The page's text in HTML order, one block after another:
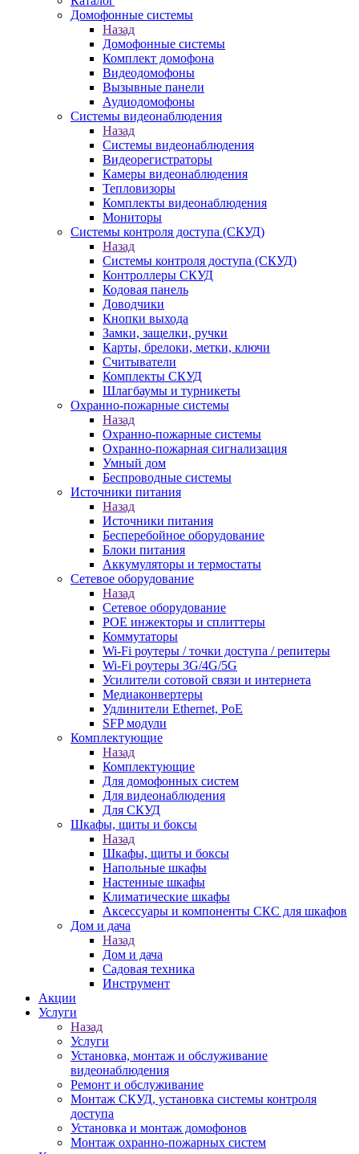
Домофонные системы
Назад
Домофонные системы
Комплект домофона
Видеодомофоны
Вызывные панели
Аудиодомофоны
Системы видеонаблюдения
Назад
Системы видеонаблюдения
Видеорегистраторы
Камеры видеонаблюдения
Тепловизоры
Комплекты видеонаблюдения
Мониторы
Системы контроля доступа (СКУД)
Назад
Системы контроля доступа (СКУД)
Контроллеры СКУД
Кодовая панель
Доводчики
Кнопки выхода
Замки, защелки, ручки
Карты, брелоки, метки, ключи
Считыватели
Комплекты СКУД
Шлагбаумы и турникеты
Охранно-пожарные системы
Назад
Охранно-пожарные системы
Охранно-пожарная сигнализация
Умный дом
Беспроводные системы
Источники питания
Назад
Источники питания
Бесперебойное оборудование
Блоки питания
Аккумуляторы и термостаты
Сетевое оборудование
Назад
Сетевое оборудование
POE инжекторы и сплиттеры
Коммутаторы
Wi-Fi роутеры / точки доступа / репитеры
Wi-Fi роутеры 3G/4G/5G
Усилители сотовой связи и интернета
Медиаконвертеры
Удлинители Ethernet, PoE
SFP модули
Комплектующие
Назад
Комплектующие
Для домофонных систем
Для видеонаблюдения
Для СКУД
Шкафы, щиты и боксы
Назад
Шкафы, щиты и боксы
Напольные шкафы
Настенные шкафы
Климатические шкафы
Аксессуары и компоненты СКС для шкафов
Дом и дача
Назад
Дом и дача
Садовая техника
Инструмент
Акции
Услуги
Назад
Услуги
Установка, монтаж и обслуживание
видеонаблюдения
Ремонт и обслуживание
Монтаж СКУД, установка системы контроля
доступа
Установка и монтаж домофонов
Монтаж охранно-пожарных систем